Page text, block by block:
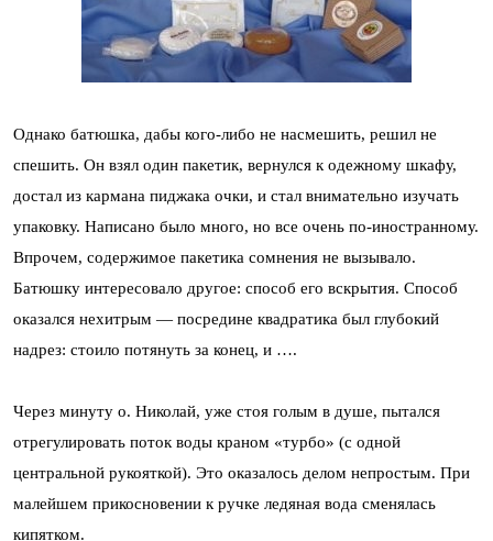
Однако батюшка, дабы кого-либо не насмешить, решил не
спешить. Он взял один пакетик, вернулся к одежному шкафу,
достал из кармана пиджака очки, и стал внимательно изучать
упаковку. Написано было много, но все очень по-иностранному.
Впрочем, содержимое пакетика сомнения не вызывало.
Батюшку интересовало другое: способ его вскрытия. Способ
оказался нехитрым — посредине квадратика был глубокий
надрез: стоило потянуть за конец, и ….
Через минуту о. Николай, уже стоя голым в душе, пытался
отрегулировать поток воды краном «турбо» (с одной
центральной рукояткой). Это оказалось делом непростым. При
малейшем прикосновении к ручке ледяная вода сменялась
кипятком.